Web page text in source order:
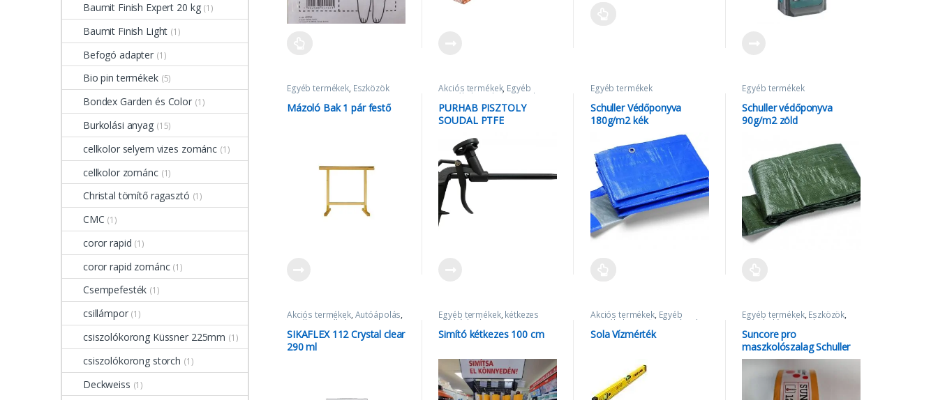
Egyéb termékek, Eszközök
Mázoló Bak 1 pár festő
Akciós termékek, Egyéb
termékek Purhab pisztoly
Szerszámok
PURHAB PISZTOLY
SOUDAL PTFE
Egyéb termékek
Schuller Védőponyva
180g/m2 kék
Egyéb termékek
Schuller védőponyva
90g/m2 zöld
Akciós termékek, Autóápolás,
Egyéb termékek ,
SIKAFLEX 112 Crystal clear
290 ml
Egyéb termékek, kétkezes
simító lepke
Simító kétkezes 100 cm
Akciós termékek, Egyéb
termékek Festőszerszámok,
kiegészítők,SOLA VÍZMÉRTÉK
Sola Vízmérték
Egyéb termékek, Eszközök,
Maszkoló szalagok Suncore
maszkoló,Szalagok
Takarópapír és fólia
Suncore pro
maszkolószalag Schuller
36mmx50m
Baumit Finish Expert 20 kg (1)
Baumit Finish Light (1)
Befogó adapter (1)
Bio pin termékek (5)
Bondex Garden és Color (1)
Burkolási anyag (15)
cellkolor selyem vizes zománc (1)
cellkolor zománc (1)
Christal tömítő ragasztó (1)
CMC (1)
coror rapid (1)
coror rapid zománc (1)
Csempefesték (1)
csillámpor (1)
csiszolókorong Küssner 225mm (1)
csiszolókorong storch (1)
Deckweiss (1)